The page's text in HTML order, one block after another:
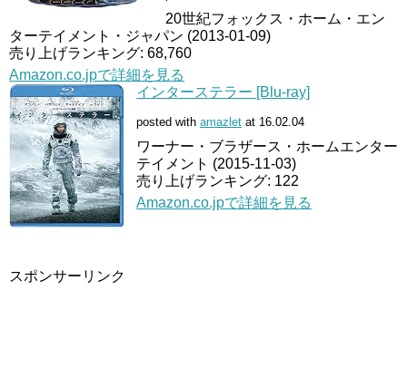
20世紀フォックス・ホーム・エン
ターテイメント・ジャパン (2013-01-09)
売り上げランキング: 68,760
Amazon.co.jpで詳細を見る
インターステラー [Blu-ray]
posted with amazlet at 16.02.04
ワーナー・ブラザース・ホームエンター
テイメント (2015-11-03)
売り上げランキング: 122
Amazon.co.jpで詳細を見る
スポンサーリンク